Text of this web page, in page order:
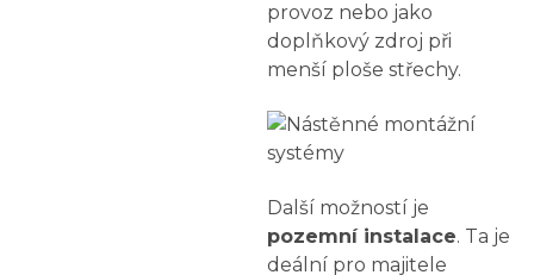
provoz nebo jako
doplňkový zdroj při
menší ploše střechy.
Další možností je
pozemní instalace. Ta je
deální pro majitele